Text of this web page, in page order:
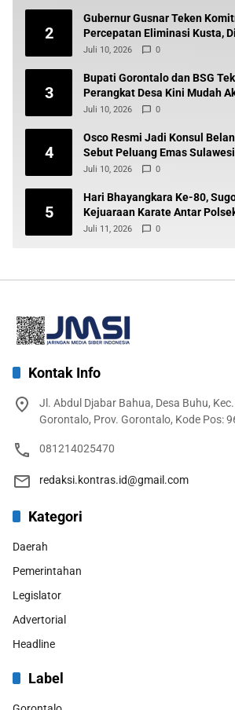
2
Gubernur Gusnar Teken
Percepatan Eliminasi Kusta,
Siapkan Tindak Lanjut
Juli 10, 2026 0
3
Bupati Gorontalo dan BSG
Perangkat Desa Kini Mudah
Juli 10, 2026 0
4
Osco Resmi Jadi Konsul
Sebut Peluang Emas
Juli 10, 2026 0
5
Hari Bhayangkara Ke-80,
Kejuaraan Karate Antar
Gorontalo
Juli 11, 2026 0
Kontak Info
Jl. Abdul Djabar Bahua, Desa Buhu,
Gorontalo, Prov. Gorontalo, Kode Pos:
081214025470
redaksi.kontras.id@gmail.com
Kategori
Daerah
Pemerintahan
Legislator
Advertorial
Headline
Label